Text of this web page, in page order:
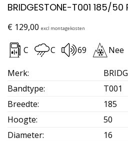
BRIDGESTONE-T001 185/50
€ 129,00 excl montagekosten
C C 69 Nee
Merk:
Bandtype:
T001
Breedte:
185
Hoogte:
50
Diameter:
16